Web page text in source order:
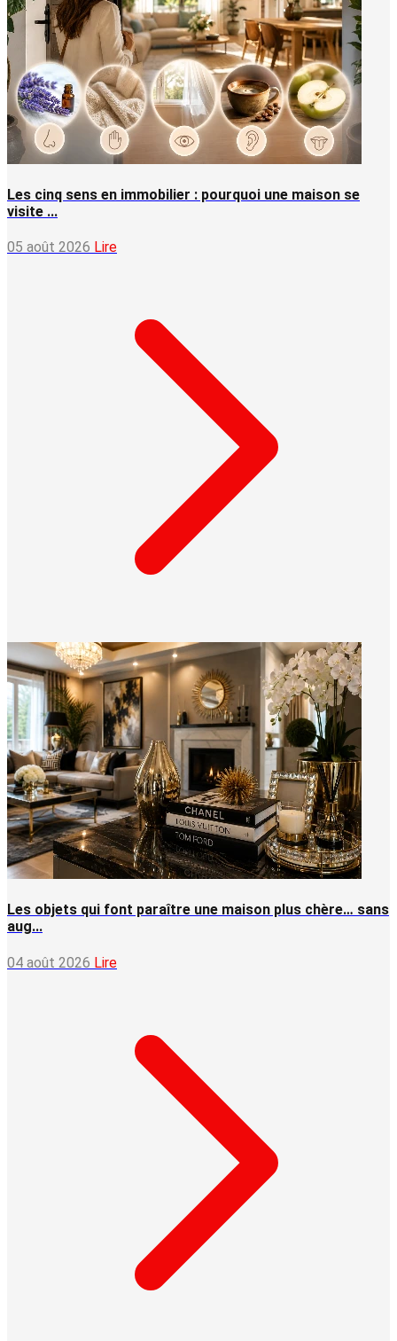
Les cinq sens en immobilier : pourquoi une maison se
visite ...
05 août 2026 Lire
Les objets qui font paraître une maison plus chère… sans
aug...
04 août 2026 Lire